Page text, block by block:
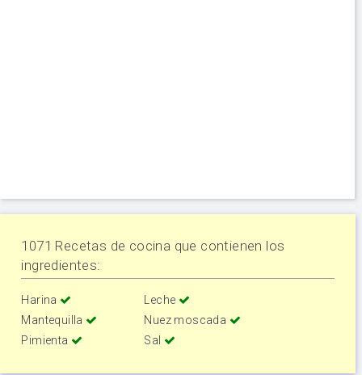
1071 Recetas de cocina que contienen los
ingredientes:
Harina
Leche
Mantequilla
Nuez moscada
Pimienta
Sal